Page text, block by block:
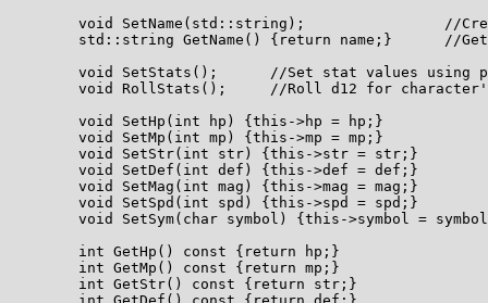
void SetName(std::string);                //
std::string GetName() {return name;}      //
void SetStats();      //Set stat values using
void RollStats();     //Roll d12 for
        void SetHp(int hp) {this->hp = hp;}
        void SetMp(int mp) {this->mp = mp;}
        void SetStr(int str) {this->str = str;}
        void SetDef(int def) {this->def = def;}
        void SetMag(int mag) {this->mag = mag;}
        void SetSpd(int spd) {this->spd = spd;}
void SetSym(char symbol) {this->symbol =
        int GetHp() const {return hp;}
        int GetMp() const {return mp;}
        int GetStr() const {return str;}